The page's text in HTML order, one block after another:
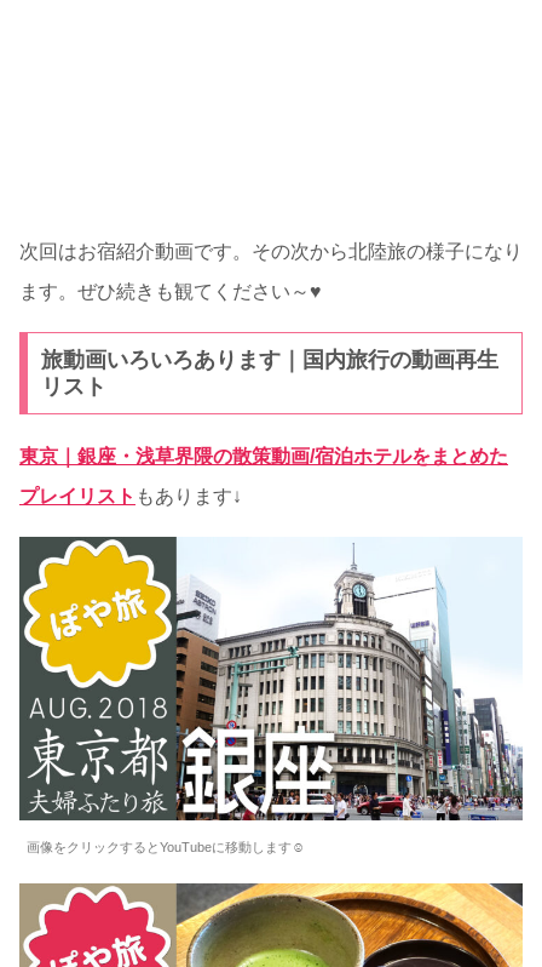
次回はお宿紹介動画です。その次から北陸旅の様子になり
ます。ぜひ続きも観てください～♥
旅動画いろいろあります｜国内旅行の動画再生
リスト
東京｜銀座・浅草界隈の散策動画/宿泊ホテルをまとめた
プレイリスト もあります↓
画像をクリックするとYouTubeに移動します☺